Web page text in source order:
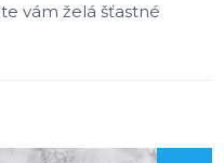
vám želá šťastné